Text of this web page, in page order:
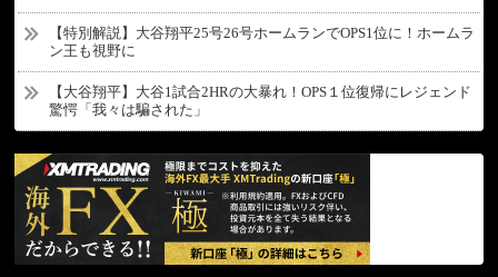
【特別解説】大谷翔平25号26号ホームランでOPS1位に！ホームラ
ン王も視野に
【大谷翔平】大谷1試合2HRの大暴れ！OPS１位復帰にレジェンド
驚愕「我々は騙された」